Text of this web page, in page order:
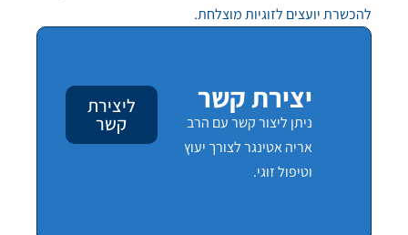
להכשרת יועצים לזוגיות מוצלחת.
יצירת קשר
ניתן ליצור קשר עם הרב
אריה אטינגר לצורך יעוץ
וטיפול זוגי.
ליצירת
קשר